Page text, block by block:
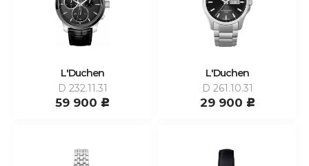
L'Duchen
D 232.11.31
59 900 c
L'Duchen
D 261.10.31
29 900 c